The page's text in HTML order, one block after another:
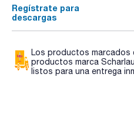
Regístrate para
descargas
Los productos marcados
productos marca
listos para una entrega